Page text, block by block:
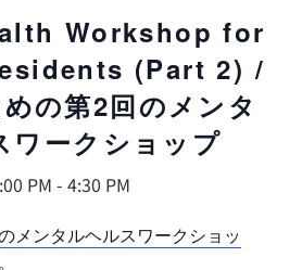
Workshop for
(Part 2) /
の第2回のメンタ
ワークショップ
PM - 4:30 PM
メンタルヘルスワークショッ